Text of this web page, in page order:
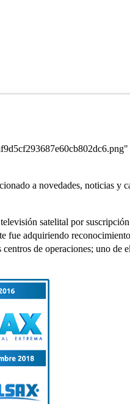
a novedades, noticias y
televisión satelital por
fue adquiriendo
de operaciones; uno de